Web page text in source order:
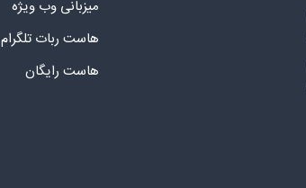
میزبانی وب ویژه
هاست ربات تلگرام
هاست رایگان